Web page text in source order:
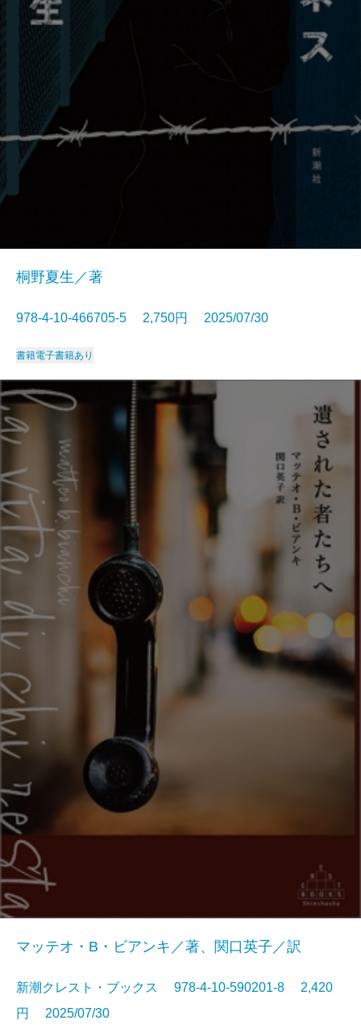
桐野夏生／著
978-4-10-466705-5 2,750円 2025/07/30
書籍電子書籍あり
マッテオ・B・ビアンキ／著、関口英子／訳
新潮クレスト・ブックス 978-4-10-590201-8 2,420
円 2025/07/30